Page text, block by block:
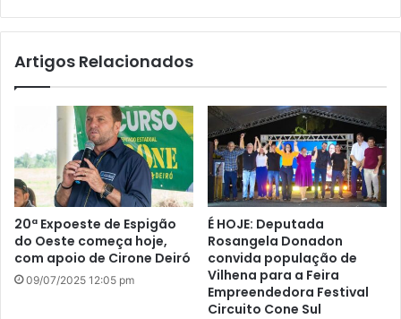
te
Artigos Relacionados
20ª Expoeste de Espigão
do Oeste começa hoje,
com apoio de Cirone Deiró
09/07/2025 12:05 pm
É HOJE: Deputada
Rosangela Donadon
convida população de
Vilhena para a Feira
Empreendedora Festival
Circuito Cone Sul